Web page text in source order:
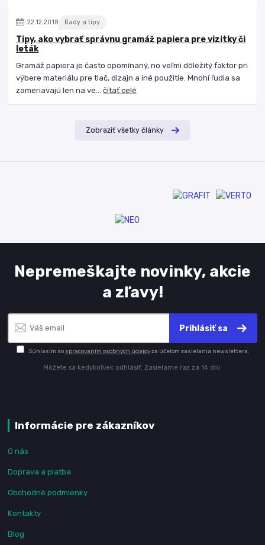
22.12.2018 Rady a tipy
Tipy, ako vybrať správnu gramáž papiera pre vizitky či
leták
Gramáž papiera je často opomínaný, no veľmi dôležitý faktor pri
výbere materiálu pre tlač, dizajn a iné použitie. Mnohí ľudia sa
zameriavajú len na ve...čítať celé
Zobraziť všetky články
Nepremeškajte novinky, akcie
a zľavy!
Prihlásiť sa
Súhlasím so spracovaním osobných údajovza účelom zasielania newslettera.
Môžete sa kedykoľvek odhlásiť. Zasielame raz za 14 dní.
Informácie pre zákazníkov
O nás
Doprava a platba
Obchodné podmienky
Kontakty
Blog